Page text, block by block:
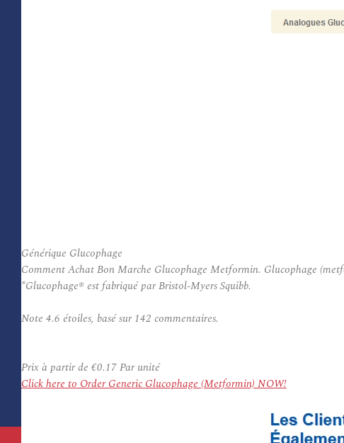
Générique Glucophage
Comment Achat Bon Marche Glucophage Metformin. Glucophage
*Glucophage® est fabriqué par Bristol-Myers Squibb.
Note 4.6 étoiles, basé sur 142 commentaires.
Prix à partir de €0.17Par unité
Click here to Order Generic Glucophage (Metformin) NOW!